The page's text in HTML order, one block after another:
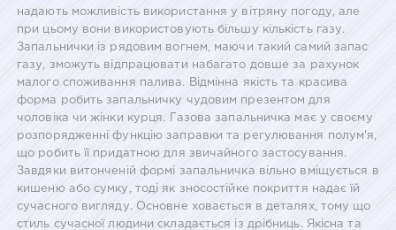
надають можливість використання у вітряну погоду, але
при цьому вони використовують більшу кількість газу.
Запальнички із рядовим вогнем, маючи такий самий запас
газу, зможуть відпрацювати набагато довше за рахунок
малого споживання палива. Відмінна якість та красива
форма робить запальничку чудовим презентом для
чоловіка чи жінки курця. Газова запальничка має у своєму
розпорядженні функцію заправки та регулювання полум'я,
що робить її придатною для звичайного застосування.
Завдяки витонченій формі запальничка вільно вміщується в
кишеню або сумку, тоді як зносостійке покриття надає їй
сучасного вигляду. Основне ховається в деталях, тому що
стиль сучасної людини складається із дрібниць. Якісна та